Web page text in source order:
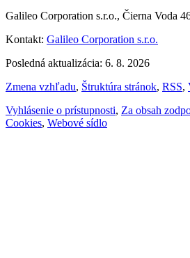
Galileo Corporation s.r.o., Čierna Voda
Kontakt: Galileo Corporation s.r.o.
Posledná aktualizácia: 6. 8. 2026
Zmena vzhľadu, Štruktúra stránok, RSS,
Vyhlásenie o prístupnosti, Za obsah
Cookies, Webové sídlo